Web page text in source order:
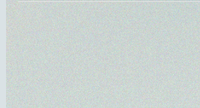
Ik zoek werk